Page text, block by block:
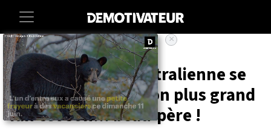
Accueil Insolite
OnlyFans : une Australienne se
rend compte que son plus grand
fan est son... beau-père !
×